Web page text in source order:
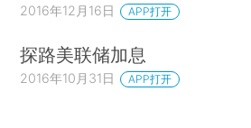
2016年12月16日 APP打开
探路美联储加息
2016年10月31日 APP打开